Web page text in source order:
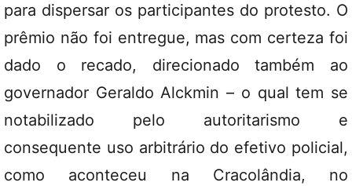
para dispersar os participantes do protesto. O
prêmio não foi entregue, mas com certeza foi
dado o recado, direcionado também ao
governador Geraldo Alckmin – o qual tem se
notabilizado pelo autoritarismo e
consequente uso arbitrário do efetivo policial,
como aconteceu na Cracolândia, no